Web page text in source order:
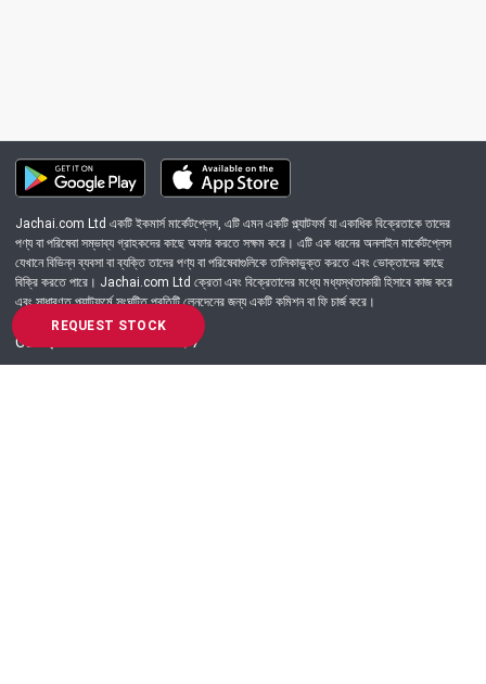
REQUEST STOCK
Jachai.com Ltd একটি ইকমার্স মার্কেটপ্লেস, এটি এমন একটি প্ল্যাটফর্ম যা একাধিক বিক্রেতাকে তাদের
পণ্য বা পরিষেবা সম্ভাব্য গ্রাহকদের কাছে অফার করতে সক্ষম করে। এটি এক ধরনের অনলাইন মার্কেটপ্লেস
যেখানে বিভিন্ন ব্যবসা বা ব্যক্তি তাদের পণ্য বা পরিষেবাগুলিকে তালিকাভুক্ত করতে এবং ভোক্তাদের কাছে
বিক্রি করতে পারে। Jachai.com Ltd ক্রেতা এবং বিক্রেতাদের মধ্যে মধ্যস্থতাকারী হিসাবে কাজ করে
এবং সাধারণত প্ল্যাটফর্মে সংঘটিত প্রতিটি লেনদেনের জন্য একটি কমিশন বা ফি চার্জ করে।
Got Question? Call us 24/7